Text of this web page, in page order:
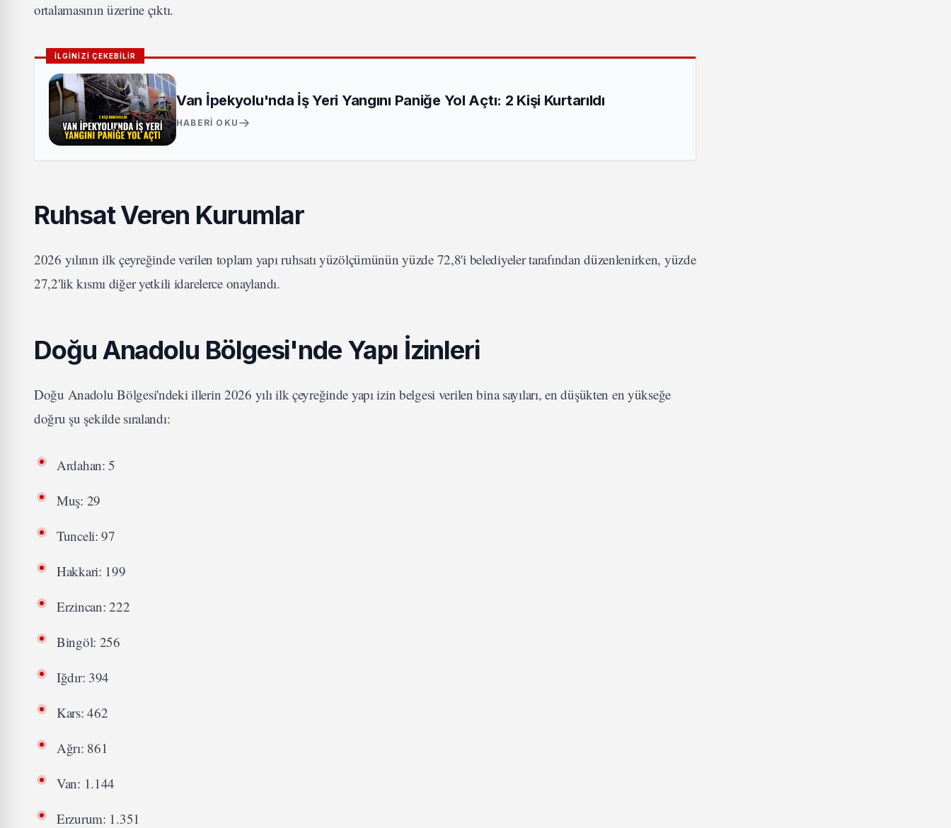
ortalamasının üzerine çıktı.
İLGİNİZİ ÇEKEBİLİR
Van İpekyolu'nda İş Yeri Yangını Paniğe Yol Açtı: 2 Kişi Kurtarıldı
HABERI OKU
Ruhsat Veren Kurumlar
2026 yılının ilk çeyreğinde verilen toplam yapı ruhsatı yüzölçümünün yüzde 72,8'i belediyeler tarafından düzenlenirken, yüzde
27,2'lik kısmı diğer yetkili idarelerce onaylandı.
Doğu Anadolu Bölgesi'nde Yapı İzinleri
Doğu Anadolu Bölgesi'ndeki illerin 2026 yılı ilk çeyreğinde yapı izin belgesi verilen bina sayıları, en düşükten en yükseğe
doğru şu şekilde sıralandı:
Ardahan: 5
Muş: 29
Tunceli: 97
Hakkari: 199
Erzincan: 222
Bingöl: 256
Iğdır: 394
Kars: 462
Ağrı: 861
Van: 1.144
Erzurum: 1.351